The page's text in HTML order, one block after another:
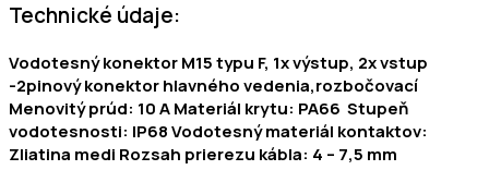
Technické údaje:
Vodotesný konektor M15 typu F, 1x výstup, 2x vstup
-2pinový konektor hlavného vedenia,rozbočovací
Menovitý prúd: 10 A Materiál krytu: PA66 Stupeň
vodotesnosti: IP68 Vodotesný materiál kontaktov:
Zliatina medi Rozsah prierezu kábla: 4 – 7,5 mm